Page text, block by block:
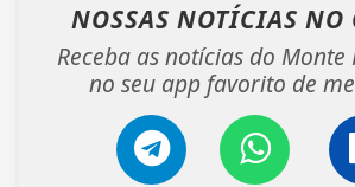
NOSSAS NOTÍCIAS NO
Receba as notícias do Monte
no seu app favorito de